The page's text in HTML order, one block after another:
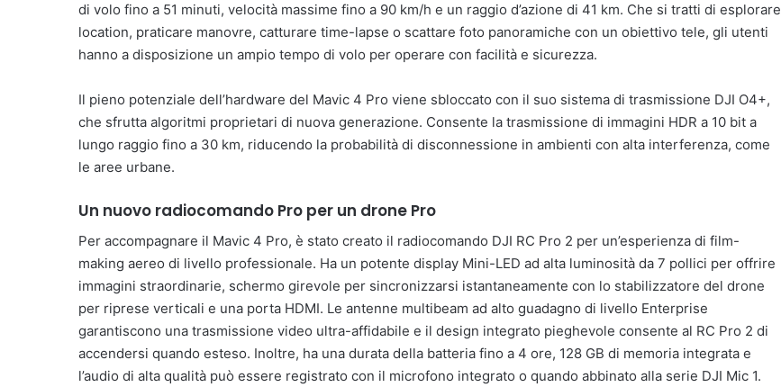
di volo fino a 51 minuti, velocità massime fino a 90 km/h e un raggio d’azione di 41 km. Che si tratti di esplorare
location, praticare manovre, catturare time-lapse o scattare foto panoramiche con un obiettivo tele, gli utenti
hanno a disposizione un ampio tempo di volo per operare con facilità e sicurezza.
Il pieno potenziale dell’hardware del Mavic 4 Pro viene sbloccato con il suo sistema di trasmissione DJI O4+,
che sfrutta algoritmi proprietari di nuova generazione. Consente la trasmissione di immagini HDR a 10 bit a
lungo raggio fino a 30 km, riducendo la probabilità di disconnessione in ambienti con alta interferenza, come
le aree urbane.
Un nuovo radiocomando Pro per un drone Pro
Per accompagnare il Mavic 4 Pro, è stato creato il radiocomando DJI RC Pro 2 per un’esperienza di film-
making aereo di livello professionale. Ha un potente display Mini-LED ad alta luminosità da 7 pollici per offrire
immagini straordinarie, schermo girevole per sincronizzarsi istantaneamente con lo stabilizzatore del drone
per riprese verticali e una porta HDMI. Le antenne multibeam ad alto guadagno di livello Enterprise
garantiscono una trasmissione video ultra-affidabile e il design integrato pieghevole consente al RC Pro 2 di
accendersi quando esteso. Inoltre, ha una durata della batteria fino a 4 ore, 128 GB di memoria integrata e
l’audio di alta qualità può essere registrato con il microfono integrato o quando abbinato alla serie DJI Mic 1.